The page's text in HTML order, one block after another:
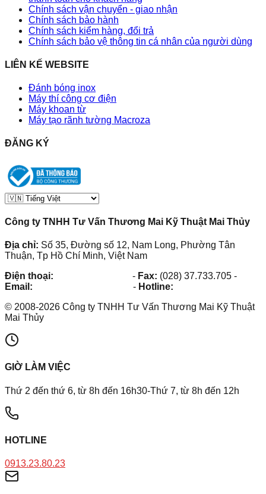
Chính sách vận chuyển - giao nhận
Chính sách bảo hành
Chính sách kiểm hàng, đổi trả
Chính sách bảo vệ thông tin cá nhân của người dùng
LIÊN KẾ WEBSITE
Đánh bóng inox
Máy thí công cơ điện
Máy khoan từ
Máy tạo rãnh tường Macroza
ĐĂNG KÝ
Công ty TNHH Tư Vấn Thương Mai Kỹ Thuật Mai Thủy
Địa chỉ: Số 35, Đường số 12, Nam Long, Phường Tân
Thuận, Tp Hồ Chí Minh, Việt Nam
Điện thoại:
- Fax: (028) 37.733.705 -
Email:
- Hotline:
© 2008-2026 Công ty TNHH Tư Vấn Thương Mai Kỹ Thuật
Mai Thủy
GIỜ LÀM VIỆC
Thứ 2 đến thứ 6, từ 8h đến 16h30-Thứ 7, từ 8h đến 12h
HOTLINE
0913.23.80.23